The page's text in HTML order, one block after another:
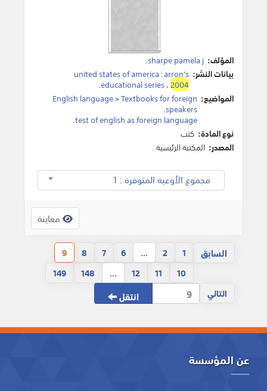
المؤلف: sharpe pamela j
.
بيانات النشر:
united states of america:arron's
educational series،2004
.
المواضيع:
English language>Textbooks for foreign
speakers
.
test of english as foreign language
.
نوع المادة: كتب
المصدر: المكتبة الرئيسية
مجموع الأوعية المتوفرة : 1
معاينة
السابق 1
2
...
6
7
8
9
10
11
12
...
148
149
التالي
انتقل
عن المؤسسة